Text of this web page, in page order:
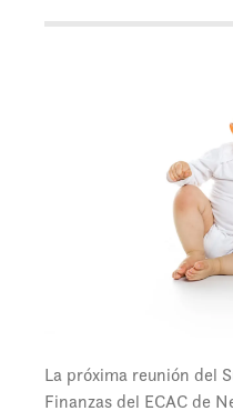
La próxima reunión del
Finanzas del ECAC de